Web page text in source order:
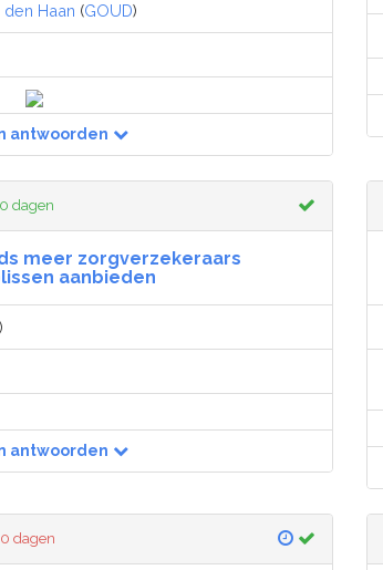
den Haan (GOUD)
antwoorden
dagen
meer zorgverzekeraars
aanbieden
)
antwoorden
dagen